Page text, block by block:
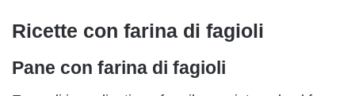
Ricette con farina di fagioli
Pane con farina di fagioli